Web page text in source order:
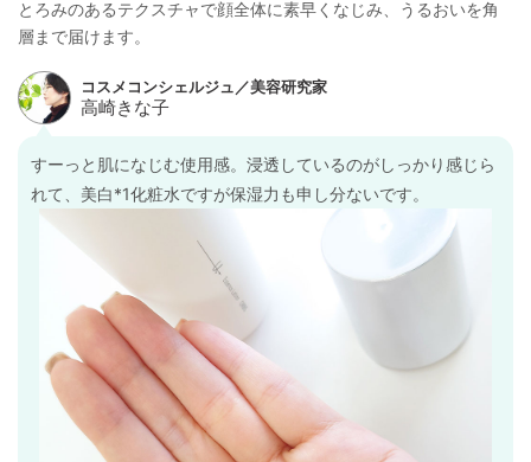
とろみのあるテクスチャで顔全体に素早くなじみ、うるおいを角
層まで届けます。
すーっと肌になじむ使用感。浸透しているのがしっかり感じら
れて、美白*1化粧水ですが保湿力も申し分ないです。